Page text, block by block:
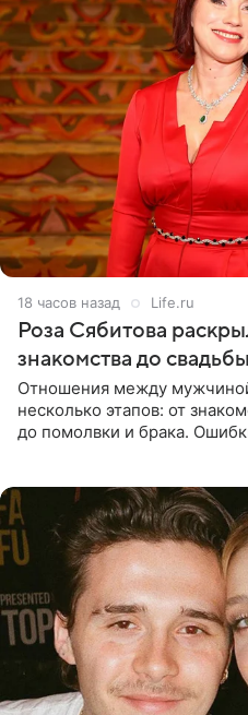
18 часов назад Life.ru
Роза Сябитова
знакомства до свадьбы
Отношения между
несколько этапов: от
до помолвки и брака.